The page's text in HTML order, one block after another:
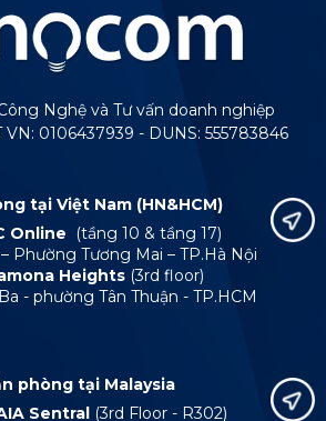
Nghệ và Tư vấn doanh nghiệp
0106437939 - DUNS: 555783846
tại Việt Nam (HN&HCM)
Online
(tầng 10 & tầng 17)
Phường Tương Mai – TP.Hà Nội
Heights (3rd floor)
- phường Tân Thuận - TP.HCM
phòng tại Malaysia
Sentral (3rd Floor - R302)